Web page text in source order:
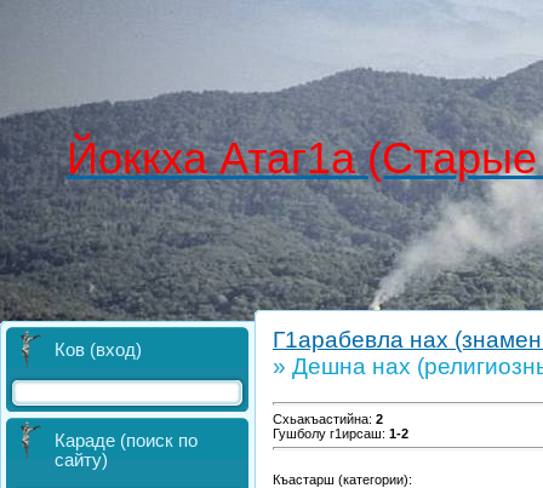
Йоккха Атаг1а
Ков (вход)
Караде (поиск по
сайту)
Г1арабевла нах
» Дешна нах
Схьакъастийна: 2
Гушболу г1ирсаш: 1-2
Къастарш (категории):